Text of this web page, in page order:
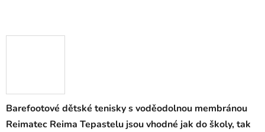
Barefootové dětské tenisky s voděodolnou membránou
Reimatec Reima Tepastelu jsou vhodné jak do školy, tak